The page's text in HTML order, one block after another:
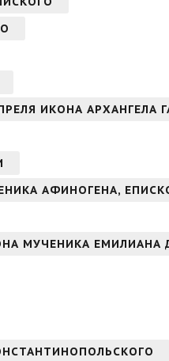
ИКОНА АРХАНГЕЛА
АФИНОГЕНА,
МУЧЕНИКА ЕМИЛИАНА